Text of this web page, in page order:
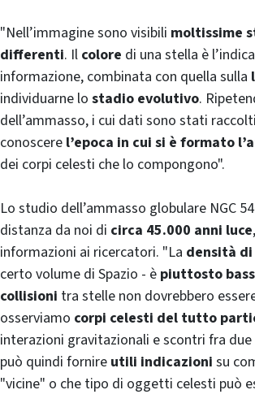
"Nell’immagine sono visibili moltissime
differenti. Il colore di una stella è
informazione, combinata con quella sulla
individuarne lo stadio evolutivo.
dell’ammasso, i cui dati sono stati
conoscere l’epoca in cui si è formato
dei corpi celesti che lo compongono".
Lo studio dell’ammasso globulare NGC
distanza da noi di circa 45.000 anni luce
informazioni ai ricercatori. "La densità
certo volume di Spazio - è piuttosto
collisioni tra stelle non dovrebbero
osserviamo corpi celesti del tutto
interazioni gravitazionali e scontri fra
può quindi fornire utili indicazioni su
"vicine" o che tipo di oggetti celesti può